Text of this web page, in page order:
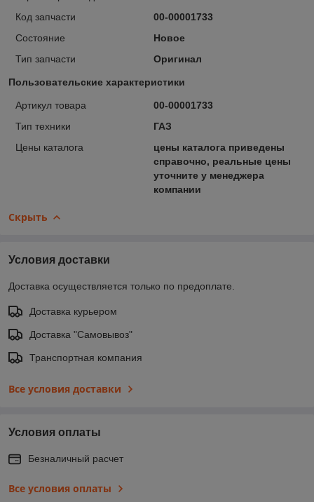
Код запчасти
00-00001733
Состояние
Новое
Тип запчасти
Оригинал
Пользовательские характеристики
Артикул товара
00-00001733
Тип техники
ГАЗ
Цены каталога
цены каталога приведены
справочно, реальные цены
уточните у менеджера
компании
Скрыть
Условия доставки
Доставка осуществляется только по предоплате.
Доставка курьером
Доставка "Самовывоз"
Транспортная компания
Все условия доставки
Условия оплаты
Безналичный расчет
Все условия оплаты